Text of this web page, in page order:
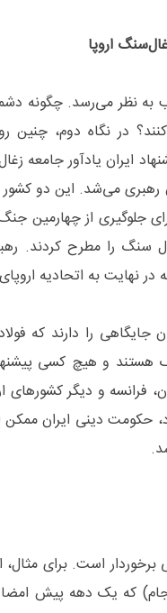
اروپا
نظر می‌رسد. چگونه
در نگاه دوم، چنین
رهبری می‌شد. این دو
جلوگیری از چهارمین
سنگ را مطرح کردند.
در نهایت به اتحادیه
جایگاهی را دارند که
هستند و هیچ کسی
در دهه ۱۹۵۰، آلمان، فرانسه
حکومت دینی ایران
برخوردار است. برای
که یک دهه پیش